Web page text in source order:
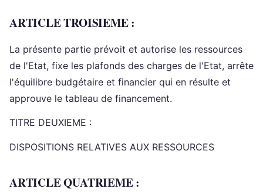
ARTICLE TROISIEME :
La présente partie prévoit et autorise les ressources
de l'Etat, fixe les plafonds des charges de l'Etat, arrête
l'équilibre budgétaire et financier qui en résulte et
approuve le tableau de financement.
TITRE DEUXIEME :
DISPOSITIONS RELATIVES AUX RESSOURCES
ARTICLE QUATRIEME :